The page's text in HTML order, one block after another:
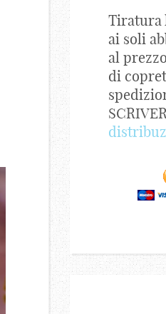
Tiratura
ai soli
al
di